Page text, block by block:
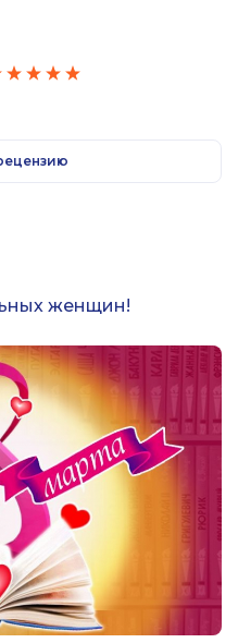
женщин!